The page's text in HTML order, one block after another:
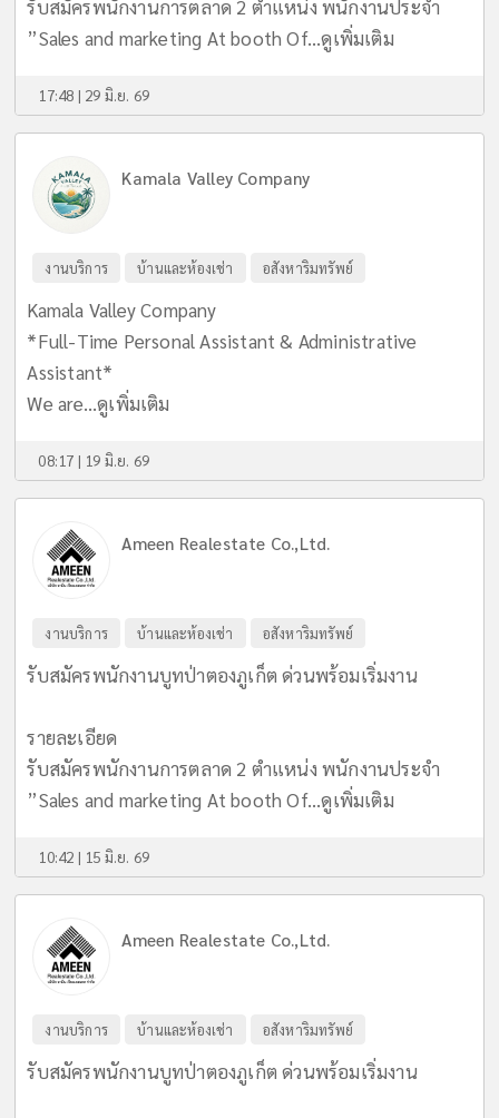
รับสมัครพนักงานการตลาด 2 ตำแหน่ง พนักงานประจำ
”Sales and marketing At booth Of...ดูเพิ่มเติม
17:48 | 29 มิ.ย. 69
Kamala Valley Company
งานบริการ บ้านและห้องเช่า อสังหาริมทรัพย์
Kamala Valley Company
*Full-Time Personal Assistant & Administrative
Assistant*
We are...ดูเพิ่มเติม
08:17 | 19 มิ.ย. 69
Ameen Realestate Co.,Ltd.
งานบริการ บ้านและห้องเช่า อสังหาริมทรัพย์
รับสมัครพนักงานบูทป่าตองภูเก็ต ด่วนพร้อมเริ่มงาน
รายละเอียด
รับสมัครพนักงานการตลาด 2 ตำแหน่ง พนักงานประจำ
”Sales and marketing At booth Of...ดูเพิ่มเติม
10:42 | 15 มิ.ย. 69
Ameen Realestate Co.,Ltd.
งานบริการ บ้านและห้องเช่า อสังหาริมทรัพย์
รับสมัครพนักงานบูทป่าตองภูเก็ต ด่วนพร้อมเริ่มงาน